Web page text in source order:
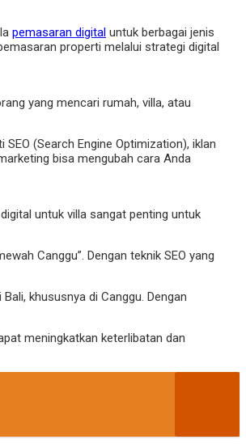
pemasaran digital untuk berbagai jenis
properti melalui strategi digital
yang mencari rumah, villa, atau
(Search Engine Optimization), iklan
bisa mengubah cara Anda
untuk villa sangat penting untuk
Canggu”. Dengan teknik SEO yang
khususnya di Canggu. Dengan
meningkatkan keterlibatan dan